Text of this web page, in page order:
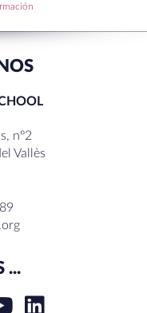
nº2
Vallès
...